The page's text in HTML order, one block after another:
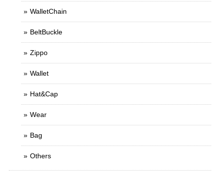
WalletChain
BeltBuckle
Zippo
Wallet
Hat&Cap
Wear
Bag
Others